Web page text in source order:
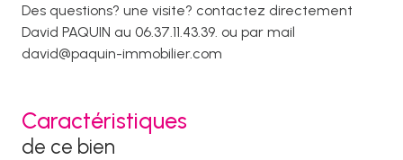
Des questions? une visite? contactez directement
David PAQUIN au 06.37.11.43.39. ou par mail
david@paquin-immobilier.com
Caractéristiques
de ce bien